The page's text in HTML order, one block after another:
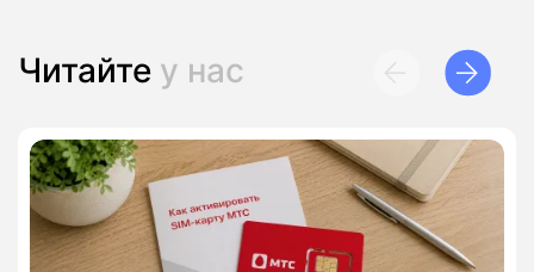
Читайте у нас